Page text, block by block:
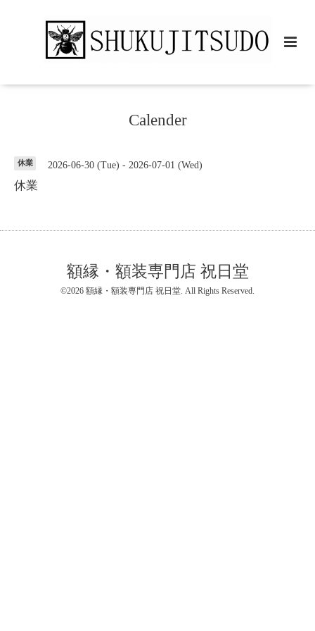
Calender
休業 2026-06-30 (Tue) - 2026-07-01 (Wed)
休業
額縁・額装専門店 祝日堂
©2026 額縁・額装専門店 祝日堂 . All Rights Reserved.